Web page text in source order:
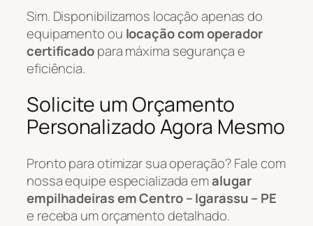
Sim. Disponibilizamos locação apenas do
equipamento ou locação com operador
certificadopara máxima segurança e
eficiência.
Solicite um Orçamento
Personalizado Agora Mesmo
Pronto para otimizar sua operação? Fale com
nossa equipe especializada emalugar
empilhadeiras em Centro – Igarassu – PE
e receba um orçamento detalhado.